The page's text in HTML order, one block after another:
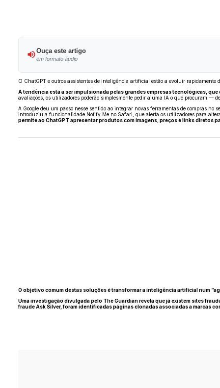
Ouça este artigo
em formato áudio
O ChatGPT e outros assistentes de inteligência artificial estão a evoluir rapidamente
A tendência está a ser impulsionada pelas grandes empresas tecnológicas,
avaliações, os utilizadores poderão simplesmente pedir a uma IA o que procuram —
A Google deu um passo nesse sentido ao integrar novas ferramentas de compras
introduziu a funcionalidade Notify Me no Safari, que alerta os utilizadores para
permite ao ChatGPT apresentar produtos com imagens, preços e links diretos
O objetivo comum destas soluções é transformar a inteligência artificial num
Uma investigação divulgada pelo The Guardian revela que já existem sites
fraude Ask Silver, foram identificadas páginas clonadas associadas a marcas